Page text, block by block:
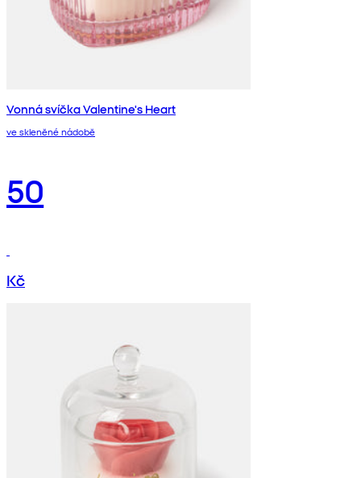
Vonná svíčka Valentine's Heart
ve skleněné nádobě
50
Kč